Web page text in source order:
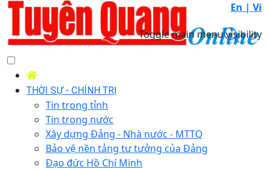
En | Vi
Toggle main menu visibility
THỜI SỰ - CHÍNH TRỊ
Tin trong tỉnh
Tin trong nước
Xây dựng Đảng - Nhà nước - MTTQ
Bảo vệ nền tảng tư tưởng của Đảng
Đạo đức Hồ Chí Minh